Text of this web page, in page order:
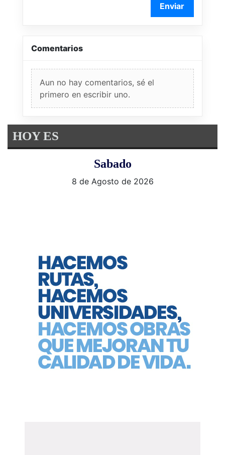
Enviar
Comentarios
Aun no hay comentarios, sé el
primero en escribir uno.
HOY ES
Sabado
8 de Agosto de 2026